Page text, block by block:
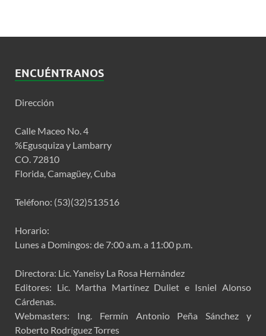
ENCUÉNTRANOS
Dirección
Calle Maceo No. 4
%Egusquiza y Lambarry
CO. 72810
Florida, Camagüey, Cuba
Teléfono: (53)(32)513516
Horario:
Lunes a Domingos: de 7:00 a.m. a 11:00 p.m.
Directora: Lic. Yaneisy La Rosa Hernández
Editores: Lic. Martha Martínez Duliet e Isniel Alonso
Cárdenas.
Webmasters: Ing. Fermín Antonio Peña Sánchez y
Roberto Rodríguez Torres